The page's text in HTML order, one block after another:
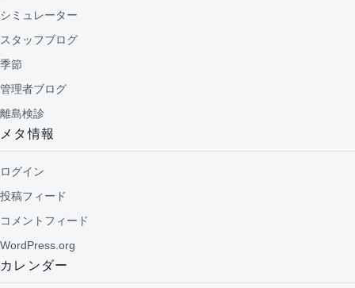
シミュレーター
スタッフブログ
季節
管理者ブログ
離島検診
メタ情報
ログイン
投稿フィード
コメントフィード
WordPress.org
カレンダー